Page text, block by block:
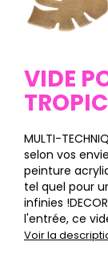
VIDE
MULTI-
selon vos
peinture
tel quel pour
infinies
l'entrée, ce
Voir la